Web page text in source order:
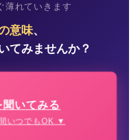
薄れていきます
意味、
てみませんか？
いてみる
いつでもOK ▼